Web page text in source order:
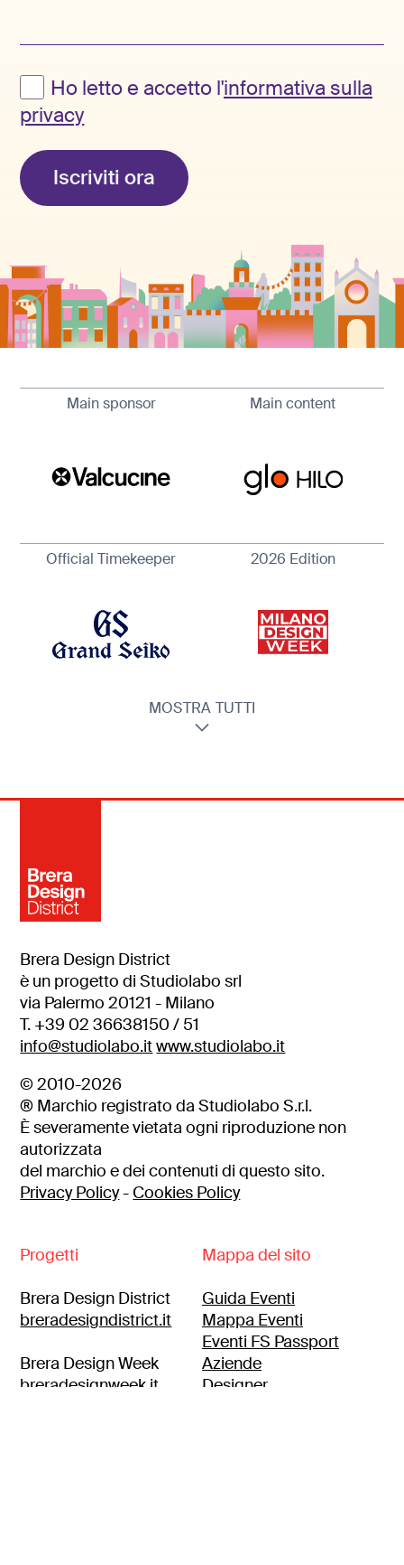
Ho letto e accetto l'informativa sulla
privacy
Iscriviti ora
Main sponsor Main content
Official Timekeeper 2026 Edition
MOSTRA TUTTI
Brera Design District
è un progetto di Studiolabo srl
via Palermo 20121 - Milano
T. +39 02 36638150 / 51
info@studiolabo.itwww.studiolabo.it
© 2010-2026
® Marchio registrato da Studiolabo S.r.l.
È severamente vietata ogni riproduzione non
autorizzata
del marchio e dei contenuti di questo sito.
Privacy Policy- Cookies Policy
Progetti
Brera Design District
breradesigndistrict.it
Brera Design Week
breradesignweek.it
Mappa del sito
Guida Eventi
Mappa Eventi
Eventi FS Passport
Aziende
Designer